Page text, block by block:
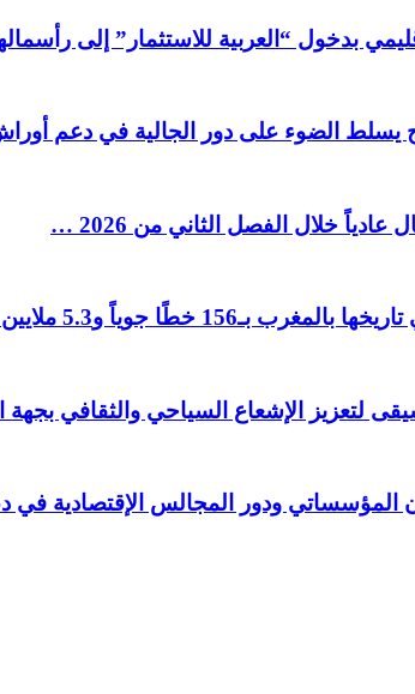
بدخول “العربية للاستثمار” إلى رأسمالها
يسلط الضوء على دور الجالية في دعم أوراش
جوياً و5.3 ملايين مقعد …
لتعزيز الإشعاع السياحي والثقافي
المؤسساتي ودور المجالس الإقتصادية في